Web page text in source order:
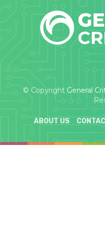
© Copyright General
ABOUT US